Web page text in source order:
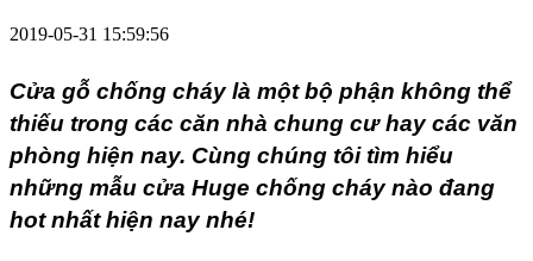
2019-05-31 15:59:56
Cửa gỗ chống cháy là một bộ phận không thể
thiếu trong các căn nhà chung cư hay các văn
phòng hiện nay. Cùng chúng tôi tìm hiểu
những mẫu cửa Huge chống cháy nào đang
hot nhất hiện nay nhé!